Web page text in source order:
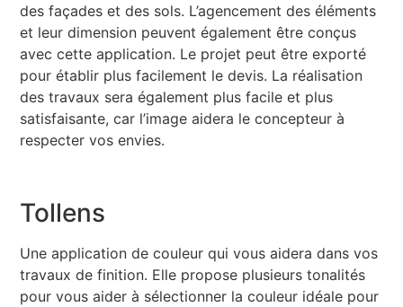
des façades et des sols. L’agencement des éléments
et leur dimension peuvent également être conçus
avec cette application. Le projet peut être exporté
pour établir plus facilement le devis. La réalisation
des travaux sera également plus facile et plus
satisfaisante, car l’image aidera le concepteur à
respecter vos envies.
Tollens
Une application de couleur qui vous aidera dans vos
travaux de finition. Elle propose plusieurs tonalités
pour vous aider à sélectionner la couleur idéale pour